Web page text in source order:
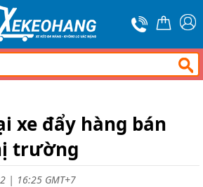
xe đẩy hàng bán
trường
| 16:25 GMT+7